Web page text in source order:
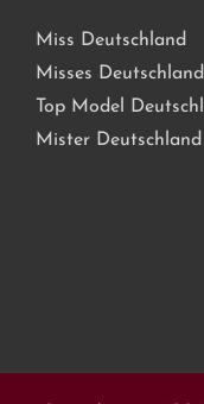
Miss Deutschland
Misses Deutschland
Top Model
Mister Deutschland